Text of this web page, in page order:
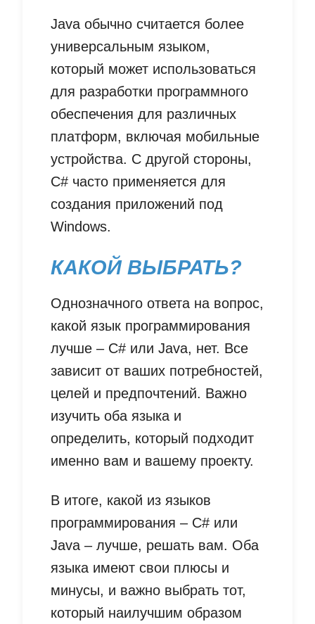
Java обычно считается более
универсальным языком,
который может использоваться
для разработки программного
обеспечения для различных
платформ, включая мобильные
устройства. С другой стороны,
C# часто применяется для
создания приложений под
Windows.
КАКОЙ ВЫБРАТЬ?
Однозначного ответа на вопрос,
какой язык программирования
лучше – C# или Java, нет. Все
зависит от ваших потребностей,
целей и предпочтений. Важно
изучить оба языка и
определить, который подходит
именно вам и вашему проекту.
В итоге, какой из языков
программирования – C# или
Java – лучше, решать вам. Оба
языка имеют свои плюсы и
минусы, и важно выбрать тот,
который наилучшим образом